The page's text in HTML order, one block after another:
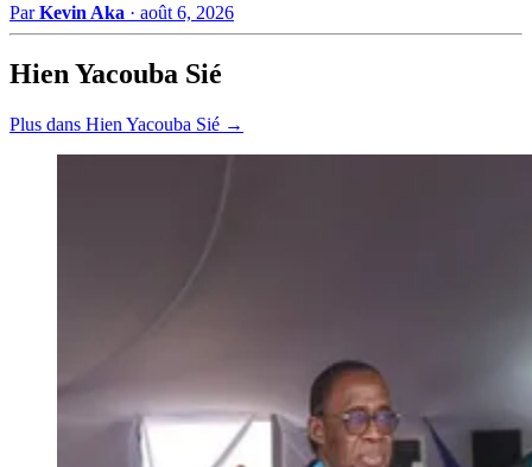
ParKevin Aka · août 6, 2026
Hien Yacouba Sié
Plus dans Hien Yacouba Sié →